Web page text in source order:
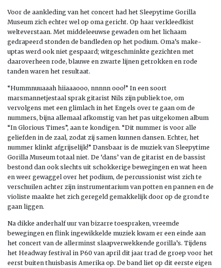
Voor de aankleding van het concert had het Sleepytime Gorilla
Museum zich echter wel op oma gericht. Op haar verkleedkist
welteverstaan. Met middeleeuwse gewaden om het lichaam
gedrapeerd stonden de bandleden op het podium. Oma’s make-
uptas werd ook niet gespaard; witgeschminkte gezichten met
daaroverheen rode, blauwe en zwarte lijnen getrokken en rode
tanden waren het resultaat.
“Hummnuuaaah hiiaaaooo, nnnnn ooo!” In een soort
marsmannetjestaal sprak gitarist Nils zijn publiek toe, om
vervolgens met een glimlach in het Engels over te gaan om de
nummers, bijna allemaal afkomstig van het pas uitgekomen album
“In Glorious Times”, aan te kondigen. “Dit nummer is voor alle
geliefden in de zaal, zodat zij samen kunnen dansen. Echter, het
nummer klinkt afgrijselijk!” Dansbaar is de muziek van Sleepytime
Gorilla Museum totaal niet. De ‘dans’ van de gitarist en de bassist
bestond dan ook slechts uit schokkerige bewegingen en wat heen
en weer gewaggel over het podium, de percussionist wist zich te
verschuilen achter zijn instrumentarium van potten en pannen en de
violiste maakte het zich geregeld gemakkelijk door op de grond te
gaan liggen.
Na dikke anderhalf uur van bizarre toespraken, vreemde
bewegingen en flink ingewikkelde muziek kwam er een einde aan
het concert van de allerminst slaapverwekkende gorilla’s. Tijdens
het Headway festival in P60 van april dit jaar trad de groep voor het
eerst buiten thuisbasis Amerika op. De band liet op dit eerste eigen